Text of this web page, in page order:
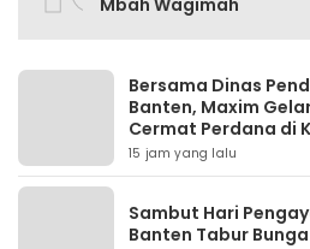
Bersama Dinas
Banten, Maxim
Cermat Perdana di
15 jam yang lalu
Sambut Hari
Banten Tabur Bunga